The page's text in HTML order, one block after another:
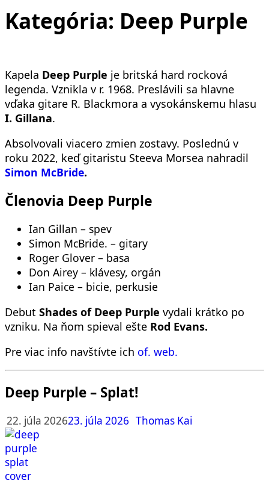
Kategória: Deep Purple
Kapela Deep Purple je britská hard rocková
legenda. Vznikla v r. 1968. Preslávili sa hlavne
vďaka gitare R. Blackmora a vysokánskemu hlasu
I. Gillana.
Absolvovali viacero zmien zostavy. Poslednú v
roku 2022, keď gitaristu Steeva Morsea nahradil
Simon McBride.
Členovia Deep Purple
Ian Gillan – spev
Simon McBride. – gitary
Roger Glover – basa
Don Airey – klávesy, orgán
Ian Paice – bicie, perkusie
Debut Shades of Deep Purple vydali krátko po
vzniku. Na ňom spieval ešte Rod Evans.
Pre viac info navštívte ich of. web.
Deep Purple – Splat!
22. júla 202623. júla 2026 Thomas Kai